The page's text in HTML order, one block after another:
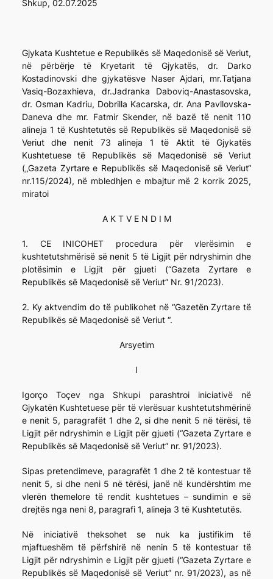
Shkup, 02.07.2025
Gjykata Kushtetue e Republikës së Maqedonisë së Veriut,
në përbërje të Kryetarit të Gjykatës, dr. Darko
Kostadinovski dhe gjykatësve Naser Ajdari, mr.Tatjana
Vasiq-Bozaxhieva, dr.Jadranka Daboviq-Anastasovska,
dr. Osman Kadriu, Dobrilla Kacarska, dr. Ana Pavllovska-
Daneva dhe mr. Fatmir Skender, në bazë të nenit 110
alineja 1 të Kushtetutës së Republikës së Maqedonisë së
Veriut dhe nenit 73 alineja 1 të Aktit të Gjykatës
Kushtetuese të Republikës së Maqedonisë së Veriut
(„Gazeta Zyrtare e Republikës së Maqedonisë së Veriut“
nr.115/2024), në mbledhjen e mbajtur më 2 korrik 2025,
miratoi
A K T V E N D I M
1. СЕ INICOHET procedura për vlerësimin e
kushtetutshmërisë së nenit 5 të Ligjit për ndryshimin dhe
plotësimin e Ligjit për gjueti (“Gazeta Zyrtare e
Republikës së Maqedonisë së Veriut” Nr. 91/2023).
2. Ky aktvendim do të publikohet në “Gazetën Zyrtare të
Republikës së Maqedonisë së Veriut “.
Arsyetim
I
Igorço Toçev nga Shkupi parashtroi iniciativë në
Gjykatën Kushtetuese për të vlerësuar kushtetutshmërinë
e nenit 5, paragrafët 1 dhe 2, si dhe nenit 5 në tërësi, të
Ligjit për ndryshimin e Ligjit për gjueti (“Gazeta Zyrtare e
Republikës së Maqedonisë së Veriut” nr. 91/2023).
Sipas pretendimeve, paragrafët 1 dhe 2 të kontestuar të
nenit 5, si dhe neni 5 në tërësi, janë në kundërshtim me
vlerën themelore të rendit kushtetues – sundimin e së
drejtës nga neni 8, paragrafi 1, alineja 3 të Kushtetutës.
Në iniciativë theksohet se nuk ka justifikim të
mjaftueshëm të përfshirë në nenin 5 të kontestuar të
Ligjit për ndryshimin e Ligjit për gjueti (“Gazeta Zyrtare e
Republikës së Maqedonisë së Veriut” nr. 91/2023), as në